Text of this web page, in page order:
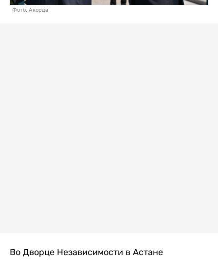
Фото: Акорда
Во Дворце Независимости в Астане